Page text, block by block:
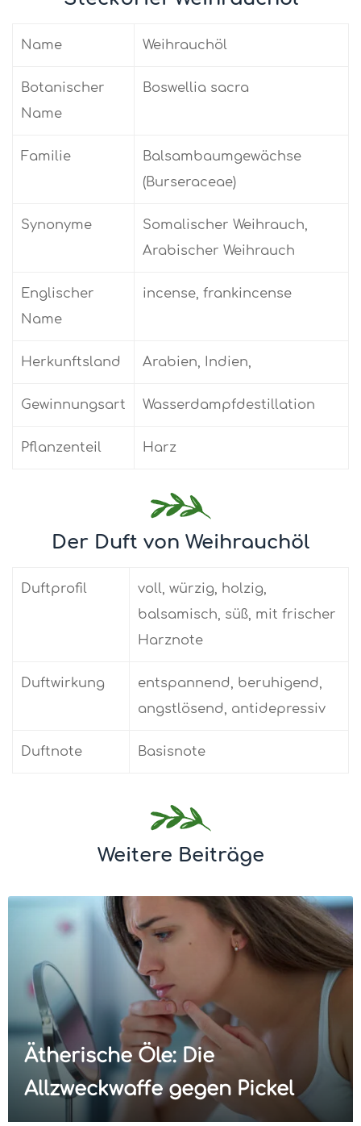
Name Weihrauchöl
Botanischer
Name
Boswellia sacra
Familie
Balsambaumgewächse
(Burseraceae)
Synonyme
Somalischer Weihrauch,
Arabischer Weihrauch
Englischer
Name
incense, frankincense
Herkunftsland Arabien, Indien,
Gewinnungsart Wasserdampfdestillation
Pflanzenteil Harz
Der Duft von Weihrauchöl
Duftprofil
voll, würzig, holzig,
balsamisch, süß, mit frischer
Harznote
Duftwirkung
entspannend, beruhigend,
angstlösend, antidepressiv
Duftnote Basisnote
Weitere Beiträge
Ätherische Öle: Die
Allzweckwaffe gegen Pickel